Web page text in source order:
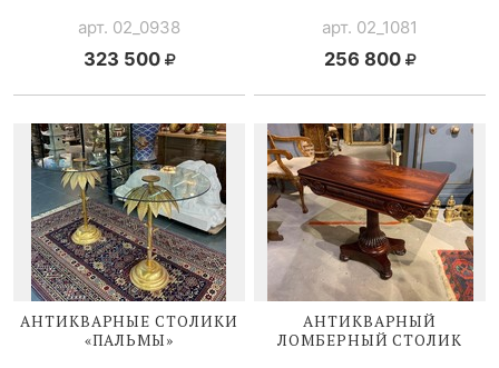
арт. 02_0938
323 500
арт. 02_1081
256 800
АНТИКВАРНЫЕ СТОЛИКИ
«ПАЛЬМЫ»
АНТИКВАРНЫЙ
ЛОМБЕРНЫЙ СТОЛИК